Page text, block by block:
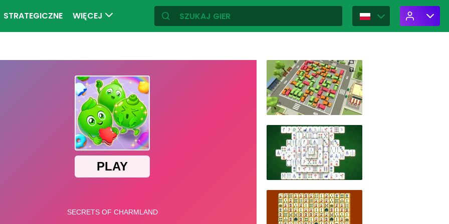
STRATEGICZNE WIĘCEJ